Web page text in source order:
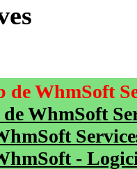
de WhmSoft
WhmSoft
-